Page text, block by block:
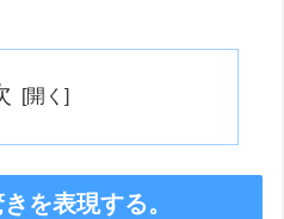
を表現する。